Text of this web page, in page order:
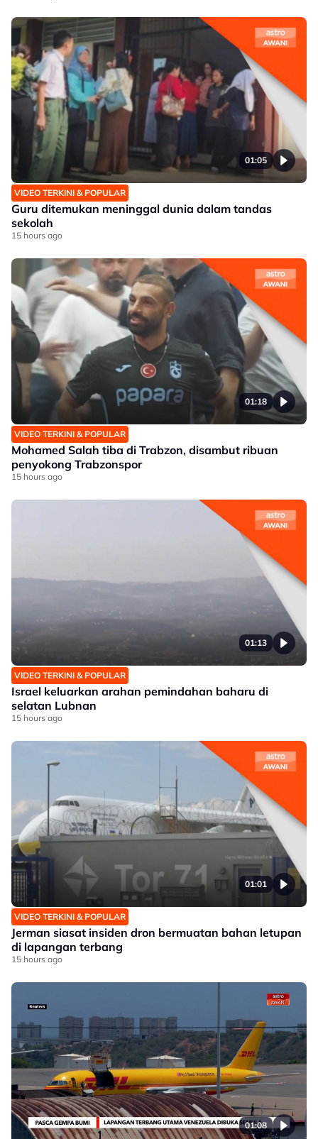
01:05
VIDEO TERKINI & POPULAR
Guru ditemukan meninggal dunia dalam tandas
sekolah
15 hours ago
01:18
VIDEO TERKINI & POPULAR
Mohamed Salah tiba di Trabzon, disambut ribuan
penyokong Trabzonspor
15 hours ago
01:13
VIDEO TERKINI & POPULAR
Israel keluarkan arahan pemindahan baharu di
selatan Lubnan
15 hours ago
01:01
VIDEO TERKINI & POPULAR
Jerman siasat insiden dron bermuatan bahan letupan
di lapangan terbang
15 hours ago
01:08